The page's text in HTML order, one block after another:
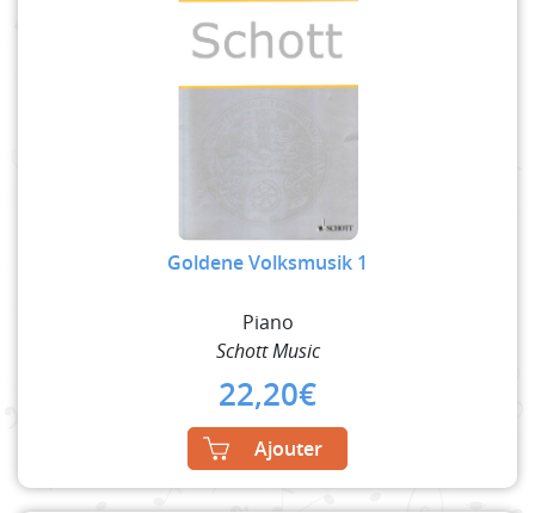
Goldene Volksmusik 1
Piano
Schott Music
22,20€
Ajouter